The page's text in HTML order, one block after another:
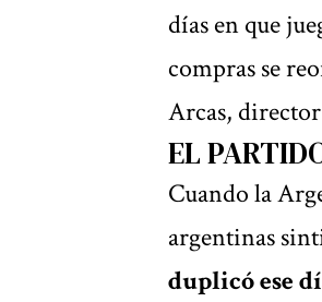
días en que
compras se
Arcas,
EL
Cuando la
argentinas
duplicó ese